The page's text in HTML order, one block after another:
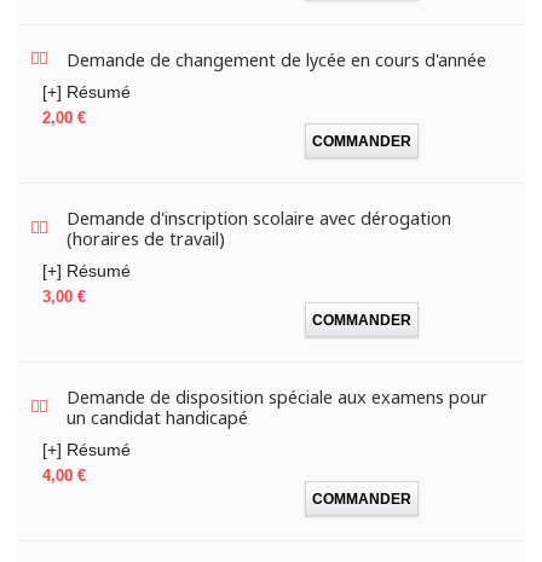
Demande de changement de lycée en cours d'année
[+] Résumé
Prix
2,00 €
COMMANDER
Demande d'inscription scolaire avec dérogation
(horaires de travail)
[+] Résumé
Prix
3,00 €
COMMANDER
Demande de disposition spéciale aux examens pour
un candidat handicapé
[+] Résumé
Prix
4,00 €
COMMANDER